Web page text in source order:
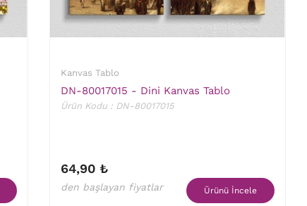
Kanvas Tablo
DN-80017015 - Dini Kanvas Tablo
Ürün Kodu : DN-80017015
64,90 ₺
den başlayan fiyatlar Ürünü İncele